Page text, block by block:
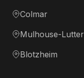
Colmar
Mulhouse-
Blotzheim